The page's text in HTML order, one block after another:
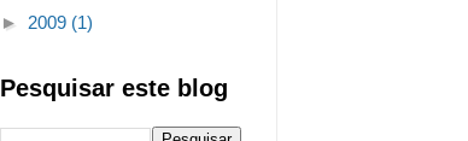
► 2009 (1)
Pesquisar este blog